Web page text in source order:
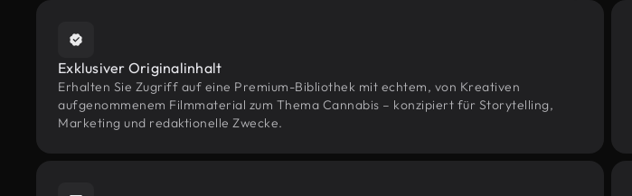
Exklusiver Originalinhalt
Erhalten Sie Zugriff auf eine Premium-Bibliothek mit echtem, von Kreativen
aufgenommenem Filmmaterial zum Thema Cannabis – konzipiert für Storytelling,
Marketing und redaktionelle Zwecke.